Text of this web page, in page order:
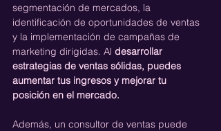
segmentación de mercados, la
identificación de oportunidades de ventas
y la implementación de campañas de
marketing dirigidas. Al desarrollar
estrategias de ventas sólidas, puedes
aumentar tus ingresos y mejorar tu
posición en el mercado.
Además, un consultor de ventas puede